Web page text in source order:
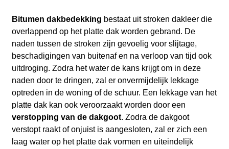
Bitumen dakbedekking bestaat uit stroken dakleer die
overlappend op het platte dak worden gebrand. De
naden tussen de stroken zijn gevoelig voor slijtage,
beschadigingen van buitenaf en na verloop van tijd ook
uitdroging. Zodra het water de kans krijgt om in deze
naden door te dringen, zal er onvermijdelijk lekkage
optreden in de woning of de schuur. Een lekkage van het
platte dak kan ook veroorzaakt worden door een
verstopping van de dakgoot. Zodra de dakgoot
verstopt raakt of onjuist is aangesloten, zal er zich een
laag water op het platte dak vormen en uiteindelijk